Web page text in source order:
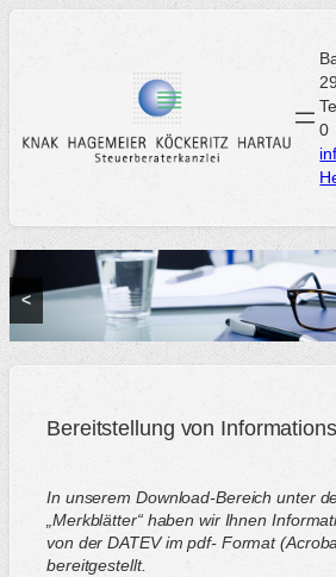
Zum
0
<
Bereitstellung von
In unserem Download-Bereich unter
„Merkblätter“ haben wir Ihnen
von der DATEV im pdf- Format
bereitgestellt.